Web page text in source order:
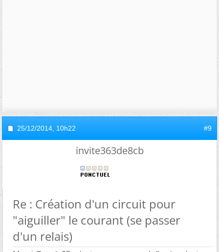
25/12/2014, 10h22 #9
invite363de8cb
Re : Création d'un circuit pour
"aiguiller" le courant (se passer
d'un relais)